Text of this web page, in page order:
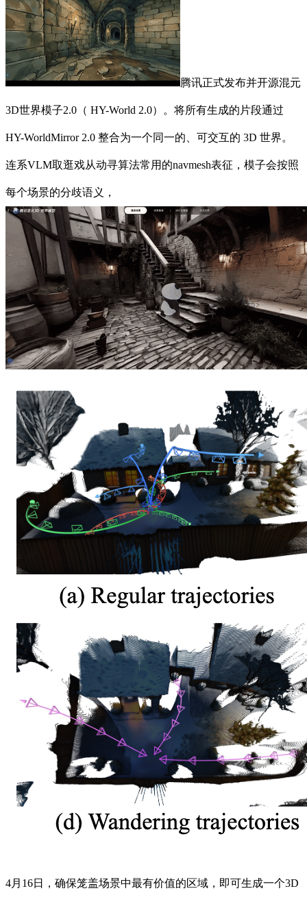
腾讯正式发布并开源混元
3D世界模子2.0（ HY-World 2.0）。将所有生成的片段通过
HY-WorldMirror 2.0 整合为一个同一的、可交互的 3D 世界。
连系VLM取逛戏从动寻算法常用的navmesh表征，模子会按照
每个场景的分歧语义，
4月16日，确保笼盖场景中最有价值的区域，即可生成一个3D